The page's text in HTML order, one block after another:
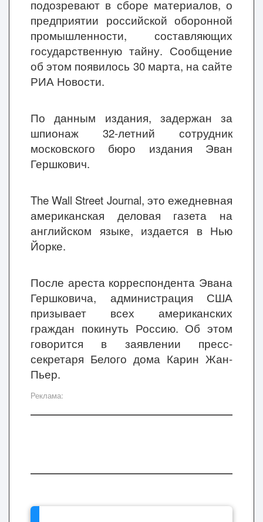
подозревают в сборе материалов, о
предприятии российской оборонной
промышленности, составляющих
государственную тайну. Сообщение
об этом появилось 30 марта, на сайте
РИА Новости.
По данным издания, задержан за
шпионаж 32-летний сотрудник
московского бюро издания Эван
Гершкович.
The Wall Street Journal, это ежедневная
американская деловая газета на
английском языке, издается в Нью
Йорке.
После ареста корреспондента Эвана
Гершковича, администрация США
призывает всех американских
граждан покинуть Россию. Об этом
говорится в заявлении пресс-
секретаря Белого дома Карин Жан-
Пьер.
Реклама: